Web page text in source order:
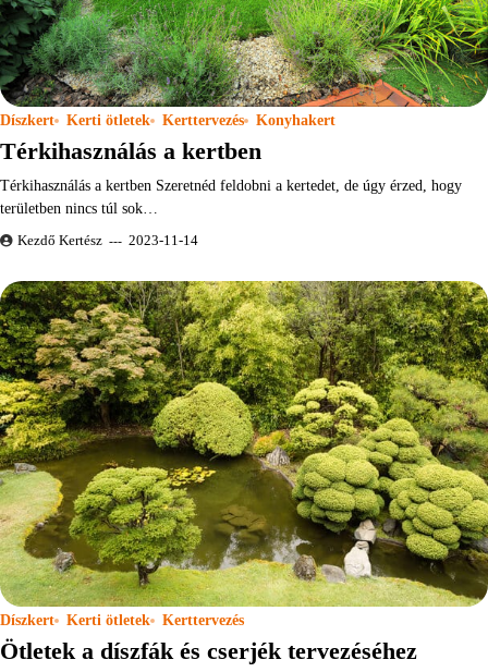
Díszkert Kerti ötletek Kerttervezés Konyhakert
Térkihasználás a kertben
Térkihasználás a kertben Szeretnéd feldobni a kertedet, de úgy érzed, hogy
területben nincs túl sok…
Kezdő Kertész 2023-11-14
Díszkert Kerti ötletek Kerttervezés
Ötletek a díszfák és cserjék tervezéséhez